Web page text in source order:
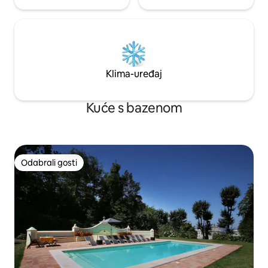
poznajem Serru kao stražnji dio ruke.
Serra, slikovito selo pored Cascaisa i
Lisabona (20 min), s pješačkim stazama u
Serra de Sintri i njegovim spomenicima.
Guincho Beach i njegove divlje dine sa
surfanje/kitesurfing/jedrenje na dasci.
Savjetujem vam da se koristite vlastitim
Klima-uređaj
Kuće s bazenom
Odabrali gosti
Odabrali gosti